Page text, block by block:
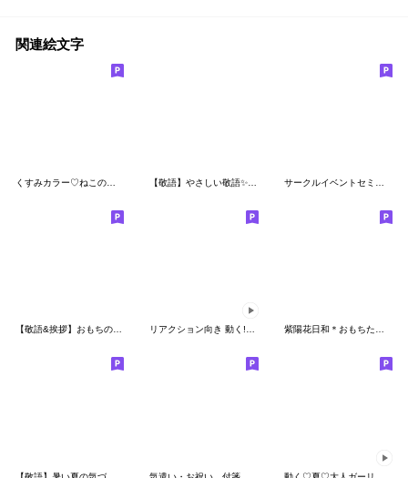
関連絵文字
【敬語&挨拶】おもちのえもじ6 リアクション向き 動く!ネコの足跡の絵文字 紫陽花日和＊おもちたちのごあいさつ絵文字